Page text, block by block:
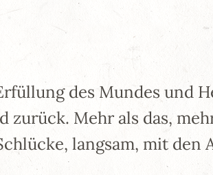
des Mundes und
Mehr als das,
langsam, mit den